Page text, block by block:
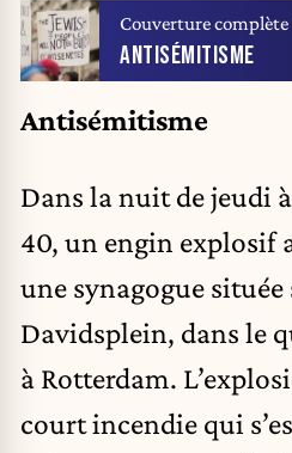
Couverture
ANTISÉMITISME
Antisémitisme
Dans la nuit de jeudi
40, un engin explosif
une synagogue située
Davidsplein, dans le
à Rotterdam.
court incendie qui